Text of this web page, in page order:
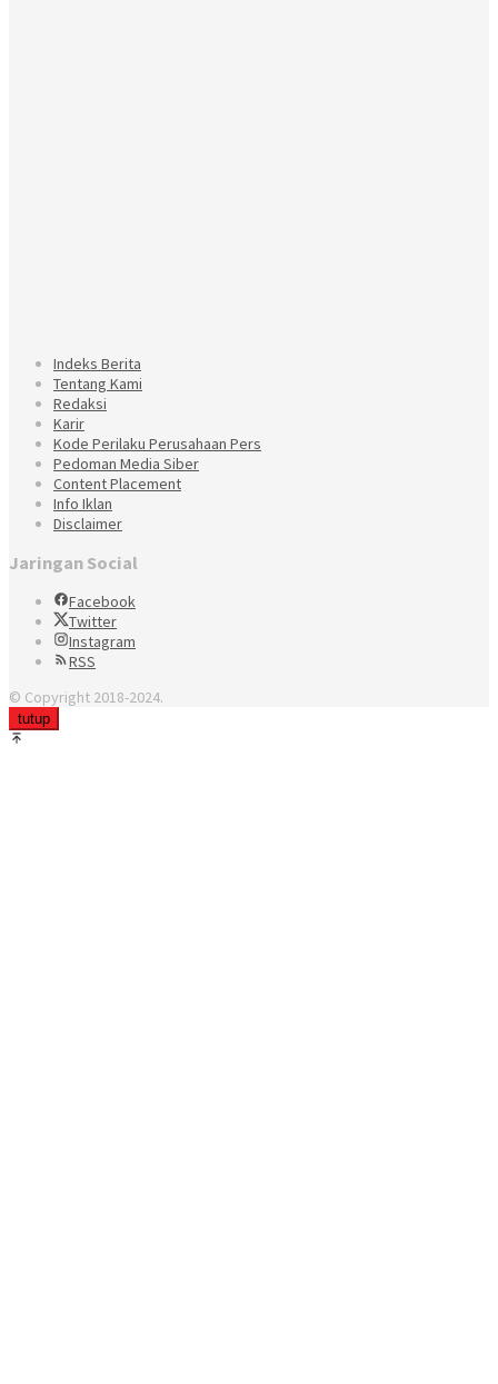
Indeks Berita
Tentang Kami
Redaksi
Karir
Kode Perilaku Perusahaan Pers
Pedoman Media Siber
Content Placement
Info Iklan
Disclaimer
Jaringan Social
Facebook
Twitter
Instagram
RSS
© Copyright 2018-2024.
tutup